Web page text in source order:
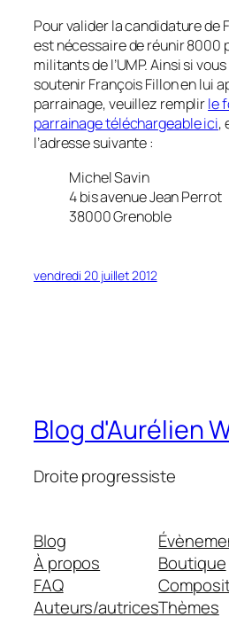
Pour valider la candidature de
est nécessaire de réunir 8000
militants de l’UMP. Ainsi si
soutenir François Fillon en lui
parrainage, veuillez remplirle
parrainage téléchargeable ici,
l’adresse suivante :
Michel Savin
4 bis avenue Jean Perrot
38000 Grenoble
vendredi 20 juillet 2012
Blog d'Aurélien
Droite progressiste
Blog
À propos
FAQ
Auteurs/autrices
Boutique
Thèmes